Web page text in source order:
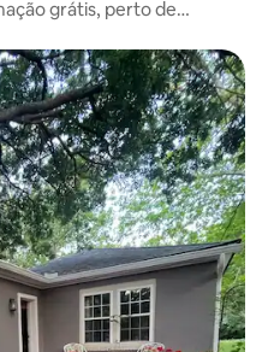
grátis, perto de